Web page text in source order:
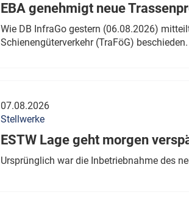
Verbände: Wer spricht für
wen?
Thema des Monats
Dossier: Generalsanierung
Dossier: ETCS
Infrastruktur &
ÖPNV
EBA genehmigt neue
Wie DB InfraGo gestern (06.08.2026)
Schienengüterverkehr (TraFöG) beschieden.
07.08.2026
Stellwerke
ESTW Lage geht morgen
Ursprünglich war die Inbetriebnahme des